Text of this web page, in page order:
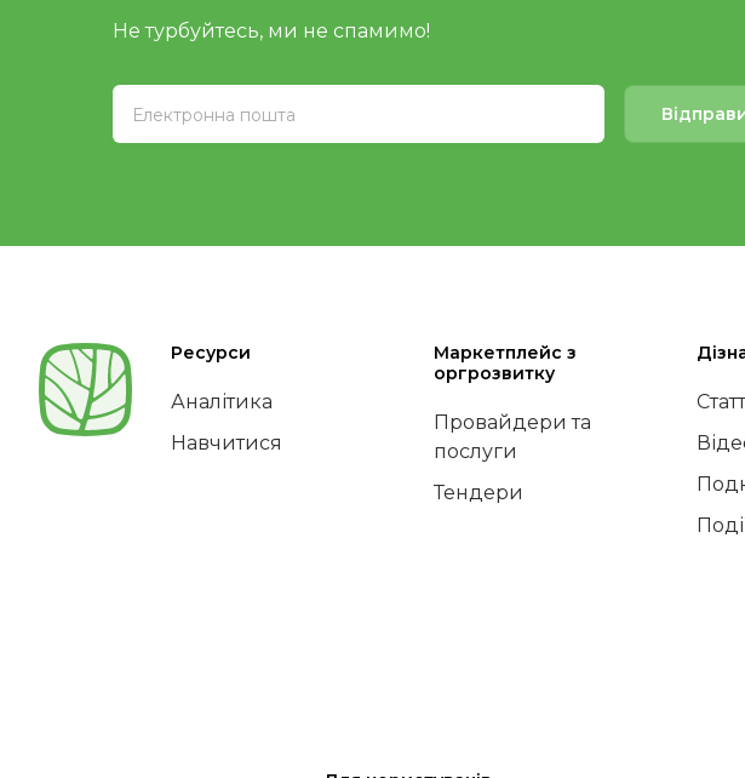
Не турбуйтесь, ми не спамимо!
Ресурси
Аналітика
Навчитися
Маркетплейс з
оргрозвитку
Провайдери та
послуги
Тендери